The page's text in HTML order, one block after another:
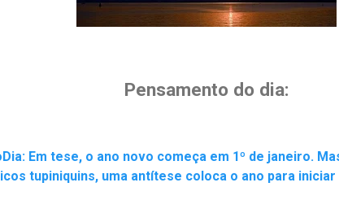
Pensamento do dia:
Em tese, o ano novo começa em 1º de janeiro.
tupiniquins, uma antítese coloca o ano para iniciar